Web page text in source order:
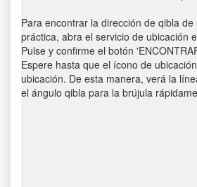
Para encontrar la dirección de qibla
práctica, abra el servicio de ubicación
Pulse y confirme el botón
Espere hasta que el ícono de
ubicación. De esta manera, verá la
el ángulo qibla para la brújula